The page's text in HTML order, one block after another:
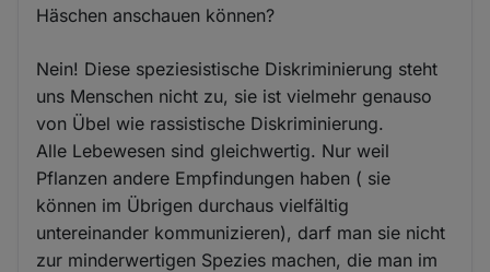
Häschen anschauen können?
Nein! Diese speziesistische Diskriminierung steht
uns Menschen nicht zu, sie ist vielmehr genauso
von Übel wie rassistische Diskriminierung.
Alle Lebewesen sind gleichwertig. Nur weil
Pflanzen andere Empfindungen haben ( sie
können im Übrigen durchaus vielfältig
untereinander kommunizieren), darf man sie nicht
zur minderwertigen Spezies machen, die man im